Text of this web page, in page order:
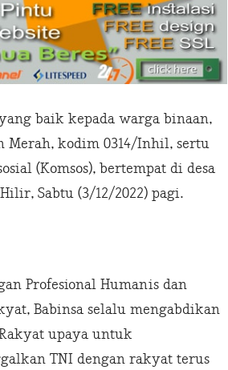
baik kepada warga binaan,
Merah, kodim 0314/Inhil, sertu
(Komsos), bertempat di desa
Sabtu (3/12/2022) pagi.
Profesional Humanis dan
Babinsa selalu mengabdikan
upaya untuk
TNI dengan rakyat terus